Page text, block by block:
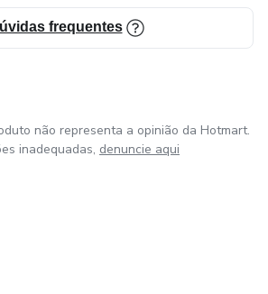
frequentes
não representa a opinião da Hotmart.
inadequadas, denuncie aqui